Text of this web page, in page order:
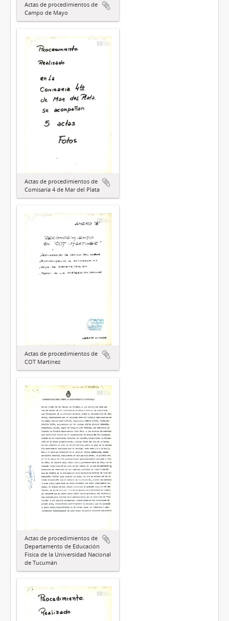
Actas de procedimientos de
Campo de Mayo
Actas de procedimientos de
Comisaría 4 de Mar del Plata
Actas de procedimientos de
COT Martínez
Actas de procedimientos de
Departamento de Educación
Física de la Universidad Nacional
de Tucumán